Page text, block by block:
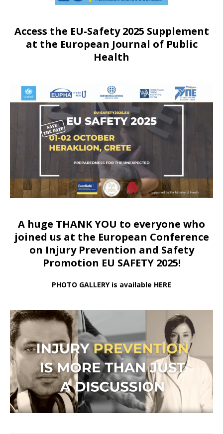
Access the EU-Safety 2025 Supplement
at the European Journal of Public
Health
A huge THANK YOU to everyone who
joined us at the European Conference
on Injury Prevention and Safety
Promotion EU SAFETY 2025!
PHOTO GALLERY is available HERE